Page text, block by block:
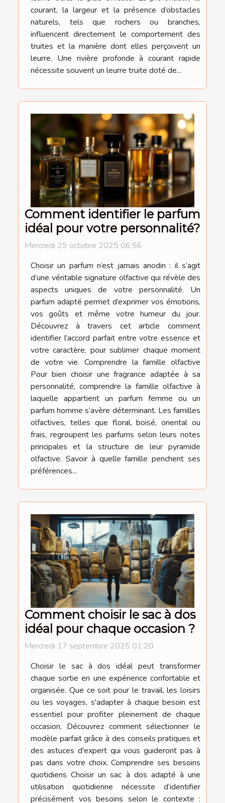
courant, la largeur et la présence d’obstacles
naturels, tels que rochers ou branches,
influencent directement le comportement des
truites et la manière dont elles perçoivent un
leurre. Une rivière profonde à courant rapide
nécessite souvent un leurre truite doté de...
Comment identifier le parfum
idéal pour votre personnalité?
Mercredi 29 octobre 2025 06:56
Choisir un parfum n’est jamais anodin : il s’agit
d’une véritable signature olfactive qui révèle des
aspects uniques de votre personnalité. Un
parfum adapté permet d’exprimer vos émotions,
vos goûts et même votre humeur du jour.
Découvrez à travers cet article comment
identifier l’accord parfait entre votre essence et
votre caractère, pour sublimer chaque moment
de votre vie. Comprendre la famille olfactive
Pour bien choisir une fragrance adaptée à sa
personnalité, comprendre la famille olfactive à
laquelle appartient un parfum femme ou un
parfum homme s’avère déterminant. Les familles
olfactives, telles que floral, boisé, oriental ou
frais, regroupent les parfums selon leurs notes
principales et la structure de leur pyramide
olfactive. Savoir à quelle famille penchent ses
préférences...
Comment choisir le sac à dos
idéal pour chaque occasion ?
Mercredi 17 septembre 2025 01:20
Choisir le sac à dos idéal peut transformer
chaque sortie en une expérience confortable et
organisée. Que ce soit pour le travail, les loisirs
ou les voyages, s'adapter à chaque besoin est
essentiel pour profiter pleinement de chaque
occasion. Découvrez comment sélectionner le
modèle parfait grâce à des conseils pratiques et
des astuces d'expert qui vous guideront pas à
pas dans votre choix. Comprendre ses besoins
quotidiens Choisir un sac à dos adapté à une
utilisation quotidienne nécessite d’identifier
précisément vos besoins selon le contexte :